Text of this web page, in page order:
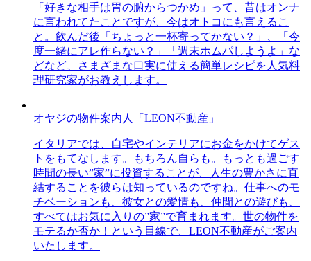
「好きな相手は胃の腑からつかめ」って、昔はオンナ
に言われてたことですが、今はオトコにも言えるこ
と。飲んだ後「ちょっと一杯寄ってかない？」、「今
度一緒にアレ作らない？」「週末ホムパしようよ」な
どなど、さまざまな口実に使える簡単レシピを人気料
理研究家がお教えします。
オヤジの物件案内人「LEON不動産」
イタリアでは、自宅やインテリアにお金をかけてゲス
トをもてなします。もちろん自らも。もっとも過ごす
時間の長い”家”に投資することが、人生の豊かさに直
結することを彼らは知っているのですね。仕事へのモ
チベーションも、彼女との愛情も、仲間との遊びも、
すべてはお気に入りの”家”で育まれます。世の物件を
モテるか否か！という目線で、LEON不動産がご案内
いたします。